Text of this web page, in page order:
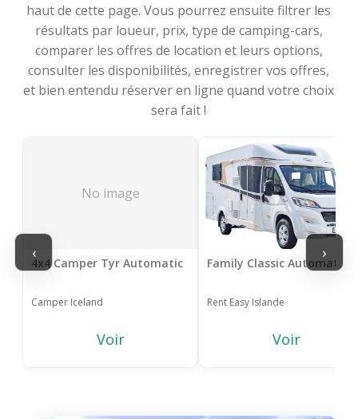
haut de cette page. Vous pourrez ensuite filtrer les
résultats par loueur, prix, type de camping-cars,
comparer les offres de location et leurs options,
consulter les disponibilités, enregistrer vos offres,
et bien entendu réserver en ligne quand votre choix
sera fait !
‹ ›
No image
4x4 Camper Tyr Automatic
Camper Iceland
Voir
Family Classic Automatic
Rent Easy Islande
Voir